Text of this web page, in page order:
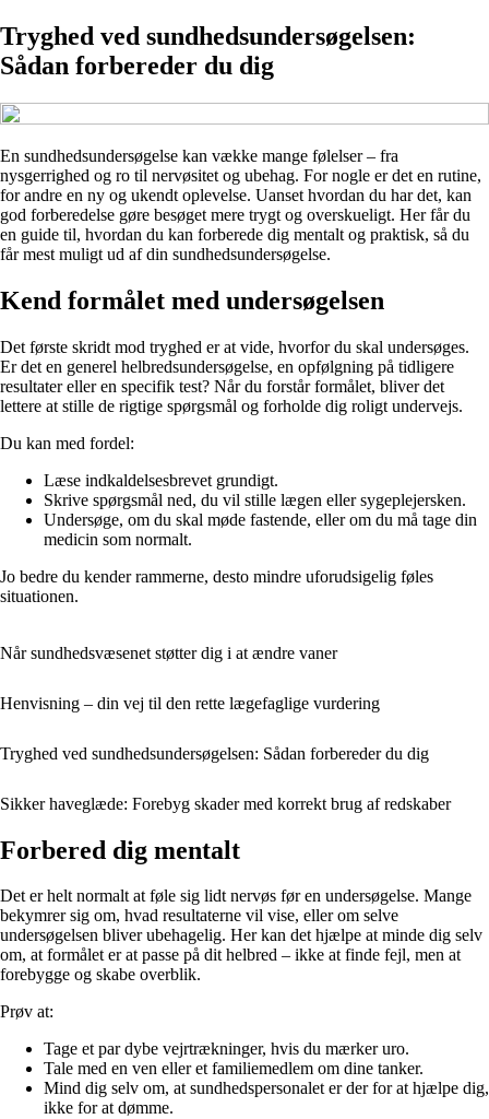
Tryghed ved sundhedsundersøgelsen:
Sådan forbereder du dig
En sundhedsundersøgelse kan vække mange følelser – fra
nysgerrighed og ro til nervøsitet og ubehag. For nogle er det en rutine,
for andre en ny og ukendt oplevelse. Uanset hvordan du har det, kan
god forberedelse gøre besøget mere trygt og overskueligt. Her får du
en guide til, hvordan du kan forberede dig mentalt og praktisk, så du
får mest muligt ud af din sundhedsundersøgelse.
Kend formålet med undersøgelsen
Det første skridt mod tryghed er at vide, hvorfor du skal undersøges.
Er det en generel helbredsundersøgelse, en opfølgning på tidligere
resultater eller en specifik test? Når du forstår formålet, bliver det
lettere at stille de rigtige spørgsmål og forholde dig roligt undervejs.
Du kan med fordel:
Læse indkaldelsesbrevet grundigt.
Skrive spørgsmål ned, du vil stille lægen eller sygeplejersken.
Undersøge, om du skal møde fastende, eller om du må tage din
medicin som normalt.
Jo bedre du kender rammerne, desto mindre uforudsigelig føles
situationen.
Når sundhedsvæsenet støtter dig i at ændre vaner
Henvisning – din vej til den rette lægefaglige vurdering
Tryghed ved sundhedsundersøgelsen: Sådan forbereder du dig
Sikker haveglæde: Forebyg skader med korrekt brug af redskaber
Forbered dig mentalt
Det er helt normalt at føle sig lidt nervøs før en undersøgelse. Mange
bekymrer sig om, hvad resultaterne vil vise, eller om selve
undersøgelsen bliver ubehagelig. Her kan det hjælpe at minde dig selv
om, at formålet er at passe på dit helbred – ikke at finde fejl, men at
forebygge og skabe overblik.
Prøv at:
Tage et par dybe vejrtrækninger, hvis du mærker uro.
Tale med en ven eller et familiemedlem om dine tanker.
Mind dig selv om, at sundhedspersonalet er der for at hjælpe dig,
ikke for at dømme.